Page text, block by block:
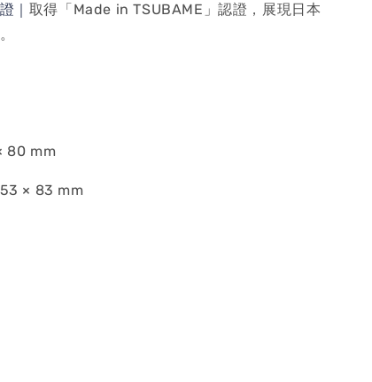
｜ 取得「Made in TSUBAME」認證，展現日本
80 mm
× 83 mm